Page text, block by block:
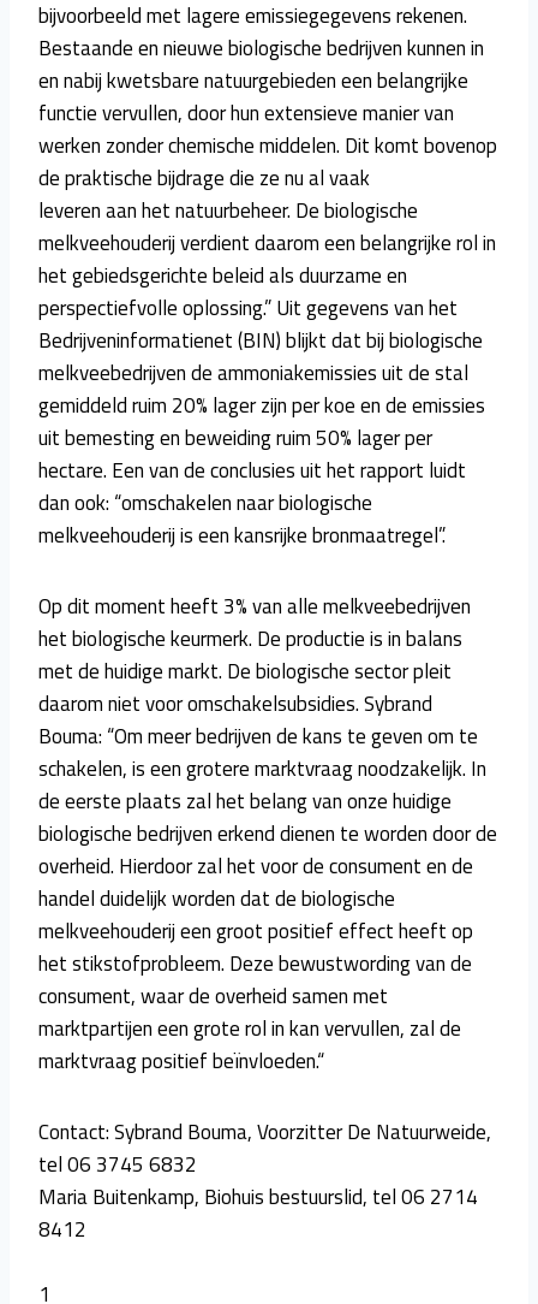
bijvoorbeeld met lagere emissiegegevens rekenen.
Bestaande en nieuwe biologische bedrijven kunnen in
en nabij kwetsbare natuurgebieden een belangrijke
functie vervullen, door hun extensieve manier van
werken zonder chemische middelen. Dit komt bovenop
de praktische bijdrage die ze nu al vaak
leveren aan het natuurbeheer. De biologische
melkveehouderij verdient daarom een belangrijke rol in
het gebiedsgerichte beleid als duurzame en
perspectiefvolle oplossing.” Uit gegevens van het
Bedrijveninformatienet (BIN) blijkt dat bij biologische
melkveebedrijven de ammoniakemissies uit de stal
gemiddeld ruim 20% lager zijn per koe en de emissies
uit bemesting en beweiding ruim 50% lager per
hectare. Een van de conclusies uit het rapport luidt
dan ook: “omschakelen naar biologische
melkveehouderij is een kansrijke bronmaatregel”.
Op dit moment heeft 3% van alle melkveebedrijven
het biologische keurmerk. De productie is in balans
met de huidige markt. De biologische sector pleit
daarom niet voor omschakelsubsidies. Sybrand
Bouma: “Om meer bedrijven de kans te geven om te
schakelen, is een grotere marktvraag noodzakelijk. In
de eerste plaats zal het belang van onze huidige
biologische bedrijven erkend dienen te worden door de
overheid. Hierdoor zal het voor de consument en de
handel duidelijk worden dat de biologische
melkveehouderij een groot positief effect heeft op
het stikstofprobleem. Deze bewustwording van de
consument, waar de overheid samen met
marktpartijen een grote rol in kan vervullen, zal de
marktvraag positief beïnvloeden.“
Contact: Sybrand Bouma, Voorzitter De Natuurweide,
tel 06 3745 6832
Maria Buitenkamp, Biohuis bestuurslid, tel 06 2714
8412
1